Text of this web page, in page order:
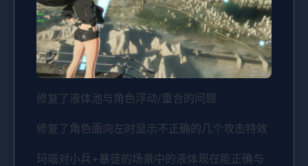
修复了液体池与角色浮动/重合的问题
修复了角色面向左时显示不正确的几个攻击特效
玛瑙对小兵+暴徒的场景中的液体现在能正确与